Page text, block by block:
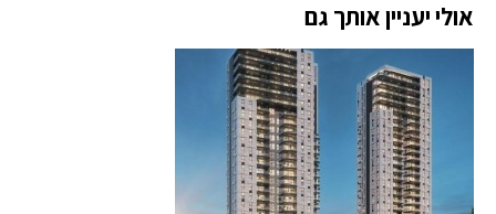
אולי יעניין אותך גם